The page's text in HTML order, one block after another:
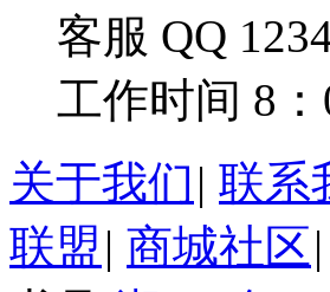
客服 QQ
工作时间 8
关于我们 | 联系
联盟 | 商城社区|